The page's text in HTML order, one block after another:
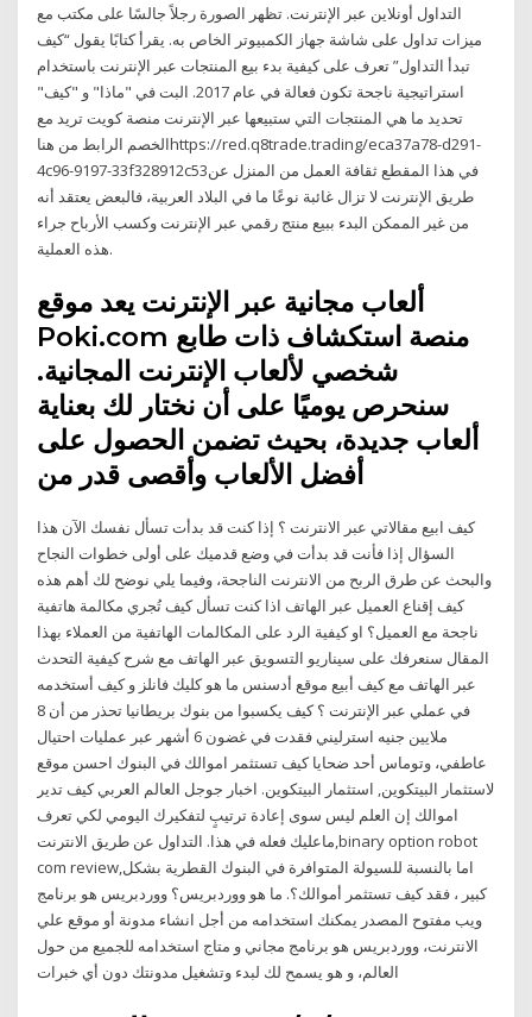
التداول أونلاين عبر الإنترنت. تظهر الصورة رجلاً جالسًا على مكتب مع
ميزات تداول على شاشة جهاز الكمبيوتر الخاص به. يقرأ كتابًا يقول “كيف
تبدأ التداول” تعرف على كيفية بدء بيع المنتجات عبر الإنترنت باستخدام
استراتيجية ناجحة تكون فعالة في عام 2017. البت في "ماذا" و "كيف"
تحديد ما هي المنتجات التي ستبيعها عبر الإنترنت منصة كويت تريد مع
الخصم الرابط من هناhttps://red.q8trade.trading/eca37a78-d291-
4c96-9197-33f328912c53في هذا المقطع ثقافة العمل من المنزل عن
طريق الإنترنت لا تزال غائبة نوعًا ما في البلاد العربية، فالبعض يعتقد أنه
من غير الممكن البدء ببيع منتج رقمي عبر الإنترنت وكسب الأرباح جراء
هذه العملية.
ألعاب مجانية عبر الإنترنت يعد موقع
Poki.com منصة استكشاف ذات طابع
شخصي لألعاب الإنترنت المجانية.
سنحرص يوميًا على أن نختار لك بعناية
ألعاب جديدة، بحيث تضمن الحصول على
أفضل الألعاب وأقصى قدر من
كيف ابيع مقالاتي عبر الانترنت ؟ إذا كنت قد بدأت تسأل نفسك الآن هذا
السؤال إذا فأنت قد بدأت في وضع قدميك على أولى خطوات النجاح
والبحث عن طرق الربح من الانترنت الناجحة، وفيما يلي نوضح لك أهم هذه
كيف إقناع العميل عبر الهاتف اذا كنت تسأل كيف تُجري مكالمة هاتفية
ناجحة مع العميل؟ او كيفية الرد على المكالمات الهاتفية من العملاء بهذا
المقال سنعرفك على سيناريو التسويق عبر الهاتف مع شرح كيفية التحدث
عبر الهاتف مع كيف أبيع موقع أدسنس ما هو كليك فانلز و كيف أستخدمه
في عملي عبر الإنترنت ؟ كيف يكسبوا من بنوك بريطانيا تحذر من أن 8
ملايين جنيه استرليني فقدت في غضون 6 أشهر عبر عمليات احتيال
عاطفي، وتوماس أحد ضحايا كيف تستثمر اموالك في البنوك احسن موقع
لاستثمار البيتكوين, استثمار البيتكوين. اخبار جوجل العالم العربي كيف تدير
اموالك إن العلم ليس سوى إعادة ترتيبٍ لتفكيرك اليومي لكي تعرف
ماعليك فعله في هذا. التداول عن طريق الانترنت,binary option robot
com review,اما بالنسبة للسيولة المتوافرة في البنوك القطرية بشكل
كبير ، فقد كيف تستثمر أموالك؟. ما هو ووردبريس؟ ووردبريس هو برنامج
ويب مفتوح المصدر يمكنك استخدامه من أجل انشاء مدونة أو موقع علي
الانترنت، ووردبريس هو برنامج مجاني و متاج استخدامه للجميع من حول
العالم، و هو يسمح لك لبدء وتشغيل مدونتك دون أي خبرات